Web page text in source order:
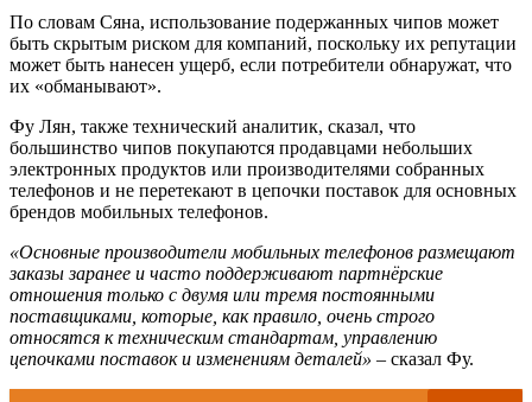
По словам Сяна, использование подержанных чипов может
быть скрытым риском для компаний, поскольку их репутации
может быть нанесен ущерб, если потребители обнаружат, что
их «обманывают».
Фу Лян, также технический аналитик, сказал, что
большинство чипов покупаются продавцами небольших
электронных продуктов или производителями собранных
телефонов и не перетекают в цепочки поставок для основных
брендов мобильных телефонов.
«Основные производители мобильных телефонов размещают
заказы заранее и часто поддерживают партнёрские
отношения только с двумя или тремя постоянными
поставщиками, которые, как правило, очень строго
относятся к техническим стандартам, управлению
цепочками поставок и изменениям деталей» – сказал Фу.